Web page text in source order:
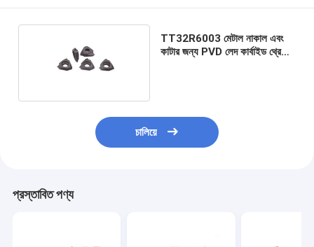
TT32R6003 মেটাল নাকাল এবং
কাটার জন্য PVD লেদ কার্বাইড থ্রেডিং
চালিয়ে
প্রস্তাবিত পণ্য